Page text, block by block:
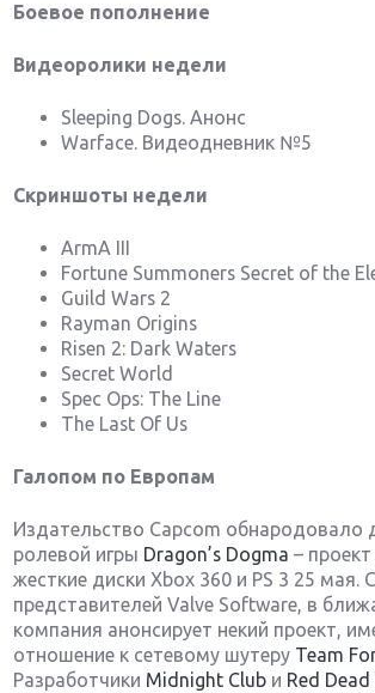
Боевое пополнение
Видеоролики недели
Sleeping Dogs. Анонс
Warface. Видеодневник №5
Скриншоты недели
ArmA III
Fortune Summoners Secret of the
Guild Wars 2
Rayman Origins
Risen 2: Dark Waters
Secret World
Spec Ops: The Line
The Last Of Us
Галопом по Европам
Издательство Capcom обнародовало
ролевой игры Dragon’s Dogma –
жесткие диски Xbox 360 и PS 3 25 мая.
представителей Valve Software, в
компания анонсирует некий проект,
отношение к сетевому шутеру Team
Разработчики Midnight Club и Red